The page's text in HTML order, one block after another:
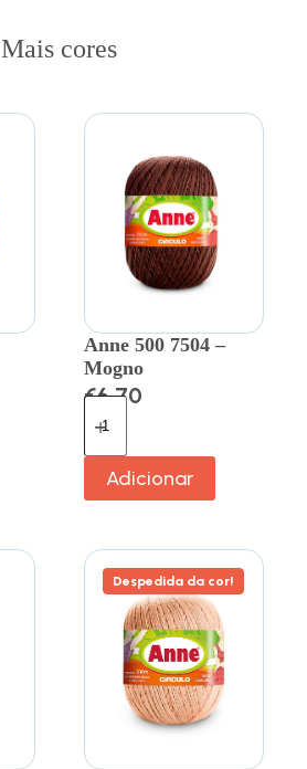
Mais cores
Anne 500 7504 –
Mogno
€6.70
Adicionar
Despedida da cor!